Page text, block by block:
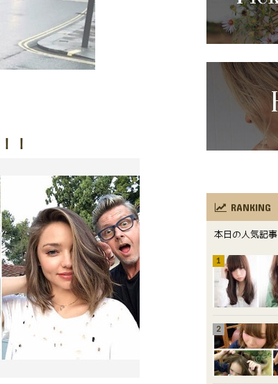
！
RANKING
本日の人気記事